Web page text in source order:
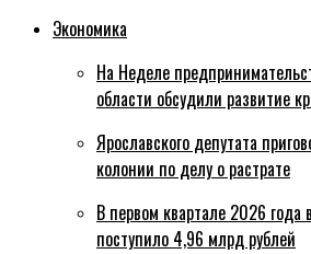
Экономика
На Неделе
области обсудили развитие
Ярославского депутата
колонии по делу о растрате
В первом квартале 2026
поступило 4,96 млрд рублей